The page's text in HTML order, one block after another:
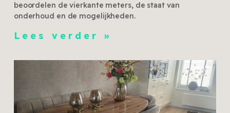
beoordelen de vierkante meters, de staat van
onderhoud en de mogelijkheden.
Lees verder »